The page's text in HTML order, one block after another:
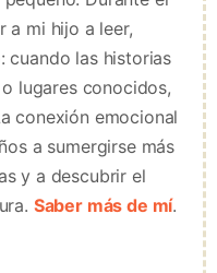
a mi hijo a leer,
cuando las historias
o lugares conocidos,
conexión emocional
a sumergirse más
y a descubrir el
Saber más de mí.